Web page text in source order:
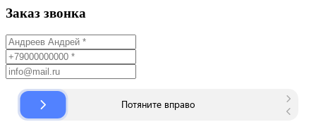
Заказ звонка